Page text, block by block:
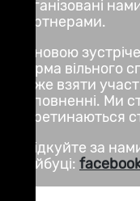
організовані
партнерами.
Основою
форма вільного
може взяти
наповненні. Ми
перетинаються
Слідкуйте за
фейбуці: